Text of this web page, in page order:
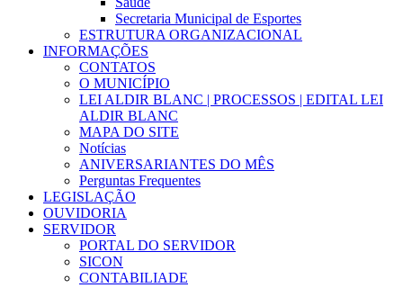
Secretaria Municipal de Esportes
ESTRUTURA ORGANIZACIONAL
INFORMAÇÕES
CONTATOS
O MUNICÍPIO
LEI ALDIR BLANC | PROCESSOS | EDITAL LEI
ALDIR BLANC
MAPA DO SITE
Notícias
ANIVERSARIANTES DO MÊS
Perguntas Frequentes
LEGISLAÇÃO
OUVIDORIA
SERVIDOR
PORTAL DO SERVIDOR
SICON
CONTABILIADE